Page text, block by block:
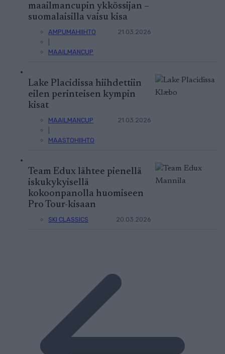
maailmancupin ykkössijan –
suomalaisilla vaisu kisa
AMPUMAHIIHTO
MAAILMANCUP
21.03.2026
Lake Placidissa hiihdettiin
eilen perinteisen kympin
kisat
MAAILMANCUP
MAASTOHIIHTO
21.03.2026
Team Edux lähtee pienellä
iskukykyisellä
kokoonpanolla huomiseen
Pro Tour-kisaan
SKI CLASSICS 20.03.2026